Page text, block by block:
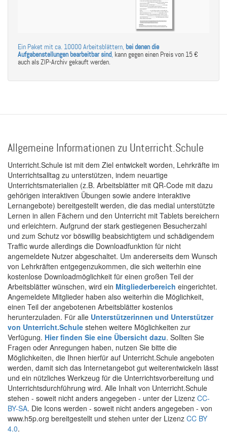
Ein Paket mit ca. 10000 Arbeitsblättern, bei denen die
Aufgabenstellungen bearbeitbar sind, kann gegen einen Preis von 15 €
auch als ZIP-Archiv gekauft werden.
Allgemeine Informationen zu Unterricht.Schule
Unterricht.Schule ist mit dem Ziel entwickelt worden, Lehrkräfte im
Unterrichtsalltag zu unterstützen, indem neuartige
Unterrichtsmaterialien (z.B. Arbeitsblätter mit QR-Code mit dazu
gehörigen interaktiven Übungen sowie andere interaktive
Lernangebote) bereitgestellt werden, die das medial unterstützte
Lernen in allen Fächern und den Unterricht mit Tablets bereichern
und erleichtern. Aufgrund der stark gestiegenen Besucherzahl
und zum Schutz vor böswillig beabsichtigtem und schädigendem
Traffic wurde allerdings die Downloadfunktion für nicht
angemeldete Nutzer abgeschaltet. Um andererseits dem Wunsch
von Lehrkräften entgegenzukommen, die sich weiterhin eine
kostenlose Downloadmöglichkeit für einen großen Teil der
Arbeitsblätter wünschen, wird ein Mitgliederbereich eingerichtet.
Angemeldete Mitglieder haben also weiterhin die Möglichkeit,
einen Teil der angebotenen Arbeitsblätter kostenlos
herunterzuladen. Für alle Unterstützerinnen und Unterstützer
von Unterricht.Schule stehen weitere Möglichkeiten zur
Verfügung. Hier finden Sie eine Übersicht dazu. Sollten Sie
Fragen oder Anregungen haben, nutzen Sie bitte die
Möglichkeiten, die Ihnen hierfür auf Unterricht.Schule angeboten
werden, damit sich das Internetangebot gut weiterentwickeln lässt
und ein nützliches Werkzeug für die Unterrichtsvorbereitung und
Unterrichtsdurchführung wird. Alle Inhalt von Unterricht.Schule
stehen - soweit nicht anders angegeben - unter der Lizenz CC-
BY-SA. Die Icons werden - soweit nicht anders angegeben - von
www.h5p.org bereitgestellt und stehen unter der Lizenz CC BY
4.0.